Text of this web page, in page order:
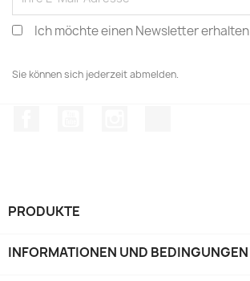
Ich möchte einen Newsletter erhalten
Sie können sich jederzeit abmelden.
PRODUKTE
INFORMATIONEN UND BEDINGUNGEN